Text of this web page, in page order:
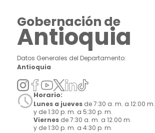
Gobernación de
Antioquia
Datos Generales del Departamento:
Antioquia
Horario:
Lunes a jueves de 7:30 a. m. a 12:00 m.
y de 1:30 p. m. a 5:30 p. m.
Viernes de 7:30 a. m. a 12:00 m.
y de 1:30 p. m. a 4:30 p. m.